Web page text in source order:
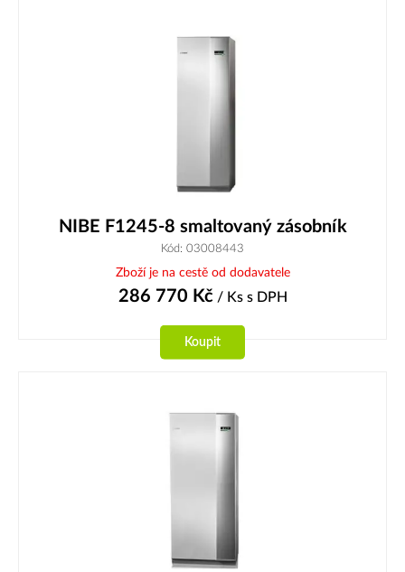
NIBE F1245-8 smaltovaný zásobník
Kód: 03008443
Zboží je na cestě od dodavatele
286 770 Kč/ Ks s DPH
Koupit